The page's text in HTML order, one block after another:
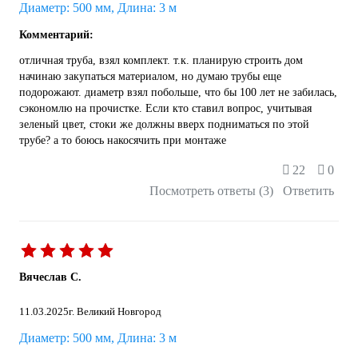
Диаметр: 500 мм, Длина: 3 м
Комментарий:
отличная труба, взял комплект. т.к. планирую строить дом
начинаю закупаться материалом, но думаю трубы еще
подорожают. диаметр взял побольше, что бы 100 лет не забилась,
сэкономлю на прочистке. Если кто ставил вопрос, учитывая
зеленый цвет, стоки же должны вверх подниматься по этой
трубе? а то боюсь накосячить при монтаже
Посмотреть ответы (3) Ответить
22 0
Вячеслав С.
11.03.2025г. Великий Новгород
Диаметр: 500 мм, Длина: 3 м